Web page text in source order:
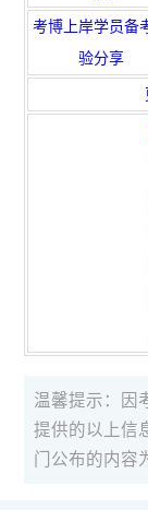
考博上岸学员备
验分享
温馨提示：因
提供的以上信
门公布的内容